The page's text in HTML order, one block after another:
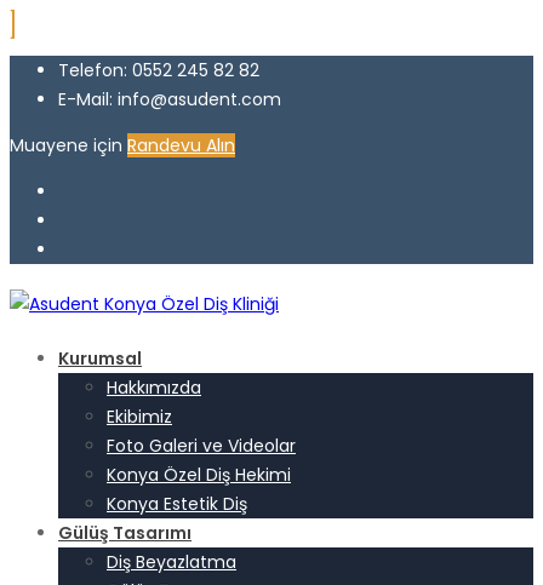
Telefon: 0552 245 82 82
E-Mail: info@asudent.com
Muayene için Randevu Alın
Kurumsal
Hakkımızda
Ekibimiz
Foto Galeri ve Videolar
Konya Özel Diş Hekimi
Konya Estetik Diş
Gülüş Tasarımı
Diş Beyazlatma